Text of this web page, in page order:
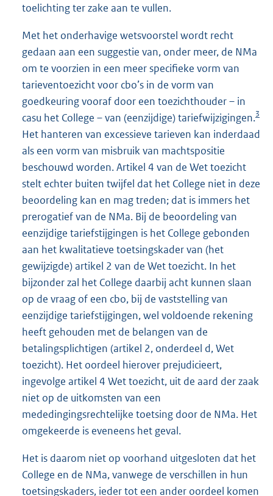
toelichting ter zake aan te vullen.
Met het onderhavige wetsvoorstel wordt recht
gedaan aan een suggestie van, onder meer, de NMa
om te voorzien in een meer specifieke vorm van
tarieventoezicht voor cbo’s in de vorm van
goedkeuring vooraf door een toezichthouder – in
casu het College – van (eenzijdige) tariefwijzigingen.3
Het hanteren van excessieve tarieven kan inderdaad
als een vorm van misbruik van machtspositie
beschouwd worden. Artikel 4 van de Wet toezicht
stelt echter buiten twijfel dat het College niet in deze
beoordeling kan en mag treden; dat is immers het
prerogatief van de NMa. Bij de beoordeling van
eenzijdige tariefstijgingen is het College gebonden
aan het kwalitatieve toetsingskader van (het
gewijzigde) artikel 2 van de Wet toezicht. In het
bijzonder zal het College daarbij acht kunnen slaan
op de vraag of een cbo, bij de vaststelling van
eenzijdige tariefstijgingen, wel voldoende rekening
heeft gehouden met de belangen van de
betalingsplichtigen (artikel 2, onderdeel d, Wet
toezicht). Het oordeel hierover prejudicieert,
ingevolge artikel 4 Wet toezicht, uit de aard der zaak
niet op de uitkomsten van een
mededingingsrechtelijke toetsing door de NMa. Het
omgekeerde is eveneens het geval.
Het is daarom niet op voorhand uitgesloten dat het
College en de NMa, vanwege de verschillen in hun
toetsingskaders, ieder tot een ander oordeel komen